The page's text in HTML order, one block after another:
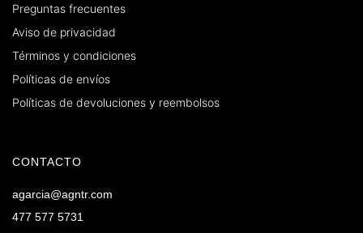
Preguntas frecuentes
Aviso de privacidad
Términos y condiciones
Políticas de envíos
Políticas de devoluciones y reembolsos
CONTACTO
agarcia@agntr.com
477 577 5731